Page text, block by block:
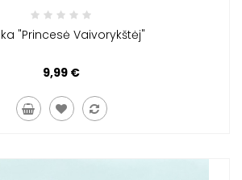
"Princesė Vaivorykštėj"
9,99 €